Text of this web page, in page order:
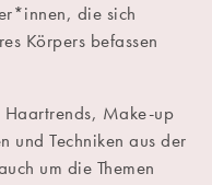
die sich
Körpers befassen
Haartrends, Make-up
und Techniken aus der
um die Themen